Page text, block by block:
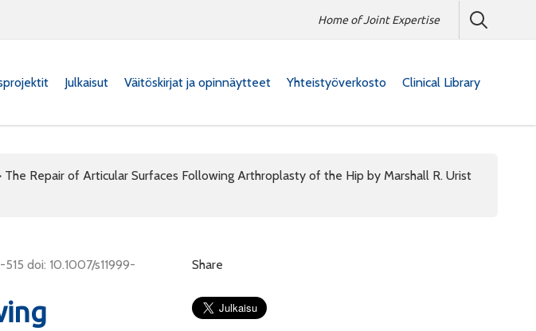
Home of Joint Expertise
Julkaisut Väitöskirjat ja opinnäytteet Yhteistyöverkosto Clinical Library
The Repair of Articular Surfaces Following Arthroplasty of the Hip by Marshall R. Urist
doi: 10.1007/s11999-
Share